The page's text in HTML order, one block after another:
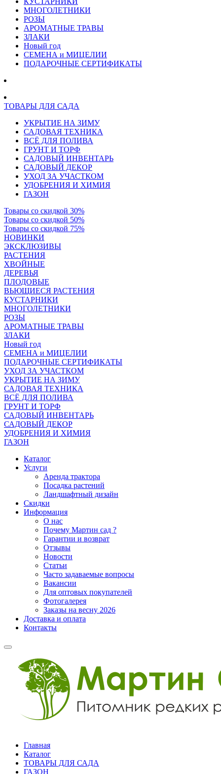
МНОГОЛЕТНИКИ
РОЗЫ
АРОМАТНЫЕ ТРАВЫ
ЗЛАКИ
Новый год
СЕМЕНА и МИЦЕЛИИ
ПОДАРОЧНЫЕ СЕРТИФИКАТЫ
ТОВАРЫ ДЛЯ САДА
УКРЫТИЕ НА ЗИМУ
САДОВАЯ ТЕХНИКА
ВСЁ ДЛЯ ПОЛИВА
ГРУНТ И ТОРФ
САДОВЫЙ ИНВЕНТАРЬ
САДОВЫЙ ДЕКОР
УХОД ЗА УЧАСТКОМ
УДОБРЕНИЯ И ХИМИЯ
ГАЗОН
Товары со скидкой 30%
Товары со скидкой 50%
Товары со скидкой 75%
НОВИНКИ
ЭКСКЛЮЗИВЫ
РАСТЕНИЯ
ХВОЙНЫЕ
ДЕРЕВЬЯ
ПЛОДОВЫЕ
ВЬЮЩИЕСЯ РАСТЕНИЯ
КУСТАРНИКИ
МНОГОЛЕТНИКИ
РОЗЫ
АРОМАТНЫЕ ТРАВЫ
ЗЛАКИ
Новый год
СЕМЕНА и МИЦЕЛИИ
ПОДАРОЧНЫЕ СЕРТИФИКАТЫ
УХОД ЗА УЧАСТКОМ
УКРЫТИЕ НА ЗИМУ
САДОВАЯ ТЕХНИКА
ВСЁ ДЛЯ ПОЛИВА
ГРУНТ И ТОРФ
САДОВЫЙ ИНВЕНТАРЬ
САДОВЫЙ ДЕКОР
УДОБРЕНИЯ И ХИМИЯ
ГАЗОН
Каталог
Услуги
Аренда трактора
Посадка растений
Ландшафтный дизайн
Скидки
Информация
О нас
Почему Мартин сад ?
Гарантии и возврат
Отзывы
Новости
Статьи
Часто задаваемые вопросы
Вакансии
Для оптовых покупателей
Фотогалерея
Заказы на весну 2026
Доставка и оплата
Контакты
Главная
Каталог
ТОВАРЫ ДЛЯ САДА
ГАЗОН